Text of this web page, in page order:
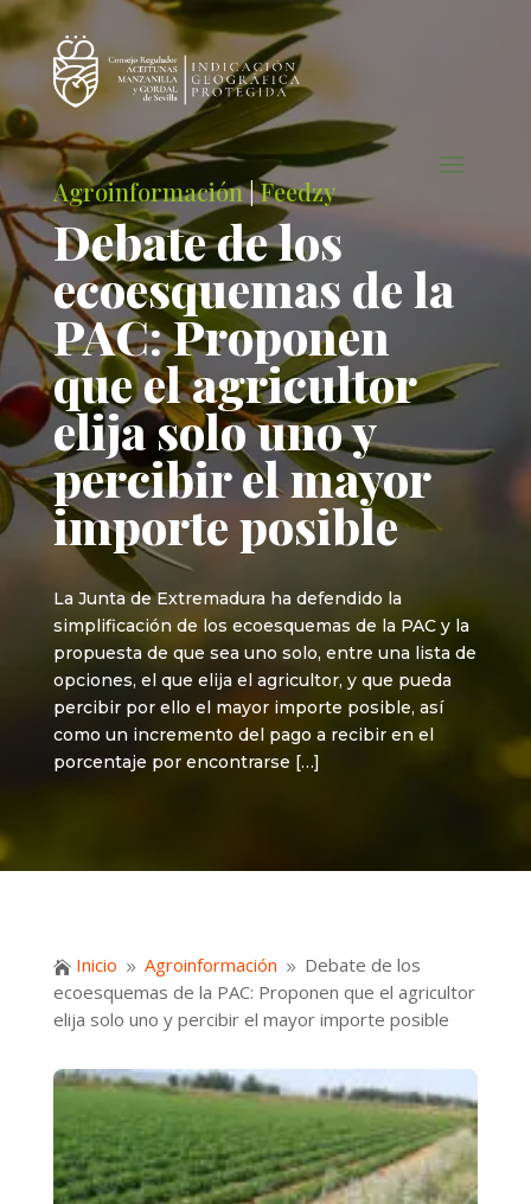
Agroinformación|Feedzy
Debate de los
ecoesquemas de la
PAC: Proponen
que el agricultor
elija solo uno y
percibir el mayor
importe posible
La Junta de Extremadura ha defendido la
simplificación de los ecoesquemas de la PAC y la
propuesta de que sea uno solo, entre una lista de
opciones, el que elija el agricultor, y que pueda
percibir por ello el mayor importe posible, así
como un incremento del pago a recibir en el
porcentaje por encontrarse […]
 Inicio 9 Agroinformación 9 Debate de los
ecoesquemas de la PAC: Proponen que el agricultor
elija solo uno y percibir el mayor importe posible